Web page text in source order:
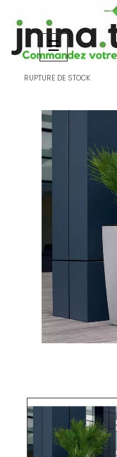
Basculer
la
navigation
☰
RUPTURE DE STOCK